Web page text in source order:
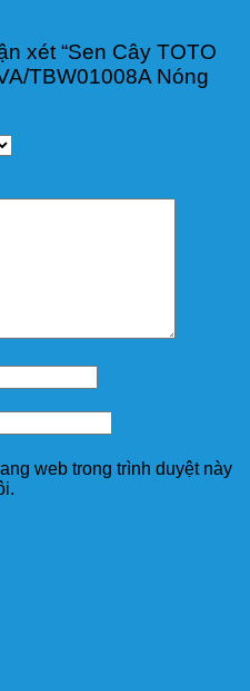
xét “Sen Cây TOTO
TBW01008A Nóng
web trong trình duyệt này